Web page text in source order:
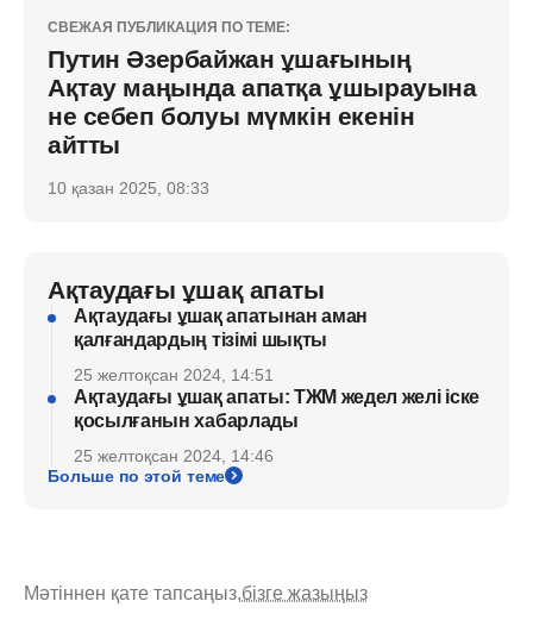
СВЕЖАЯ ПУБЛИКАЦИЯ ПО ТЕМЕ:
Путин Әзербайжан ұшағының
Ақтау маңында апатқа ұшырауына
не себеп болуы мүмкін екенін
айтты
10 қазан 2025, 08:33
Ақтаудағы ұшақ апаты
Ақтаудағы ұшақ апатынан аман
қалғандардың тізімі шықты
25 желтоқсан 2024, 14:51
Ақтаудағы ұшақ апаты: ТЖМ жедел желі іске
қосылғанын хабарлады
25 желтоқсан 2024, 14:46
Больше по этой теме
Мәтіннен қате тапсаңыз,бізге жазыңыз